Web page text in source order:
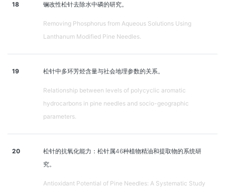
18 镧改性松针去除水中磷的研究。
Removing Phosphorus from Aqueous Solutions Using
Lanthanum Modified Pine Needles.
19 松针中多环芳烃含量与社会地理参数的关系。
Relationship between levels of polycyclic aromatic
hydrocarbons in pine needles and socio-geographic
parameters.
20
松针的抗氧化能力：松针属46种植物精油和提取物的系统研
究。
Antioxidant Potential of Pine Needles: A Systematic Study